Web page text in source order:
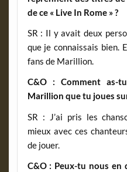
de ce « Live In Rome » ?
SR : Il y avait deux
que je connaissais bien.
fans de Marillion.
C&O : Comment as-
Marillion que tu joues
SR : J’ai pris les
mieux avec ces
de jouer.
C&O : Peux-tu nous